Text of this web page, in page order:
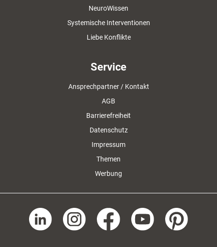
NeuroWissen
Systemische Interventionen
Liebe Konflikte
Service
Ansprechpartner / Kontakt
AGB
Barrierefreiheit
Datenschutz
Impressum
Themen
Werbung